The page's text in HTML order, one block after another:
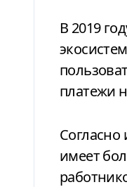
В 2019
платежи
имеет